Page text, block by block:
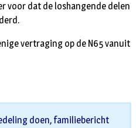
voor dat de loshangende delen
vertraging op de N65 vanuit
doen, familiebericht